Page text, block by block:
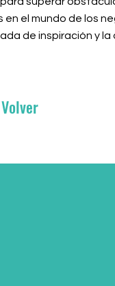
el mundo de los
de inspiración y
Volver